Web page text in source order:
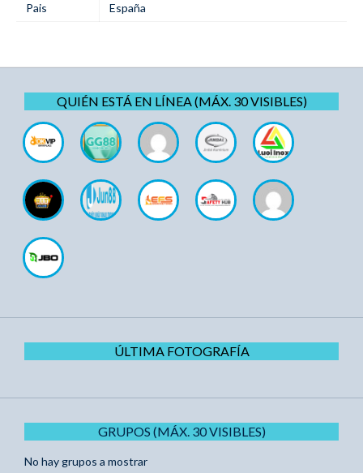
Pais España
QUIÉN ESTÁ EN LÍNEA (MÁX. 30 VISIBLES)
ÚLTIMA FOTOGRAFÍA
GRUPOS (MÁX. 30 VISIBLES)
No hay grupos a mostrar